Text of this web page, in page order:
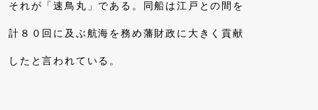
それが「速鳥丸」である。同船は江戸との間を
計８０回に及ぶ航海を務め藩財政に大きく貢献
したと言われている。